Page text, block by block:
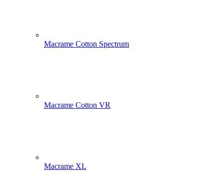
Macrame Cotton Spectrum
Macrame Cotton VR
Macrame XL